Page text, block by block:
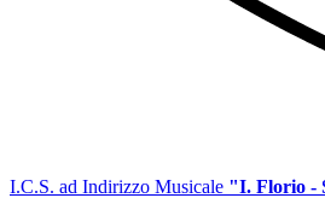
I.C.S. ad Indirizzo Musicale "I. Florio -